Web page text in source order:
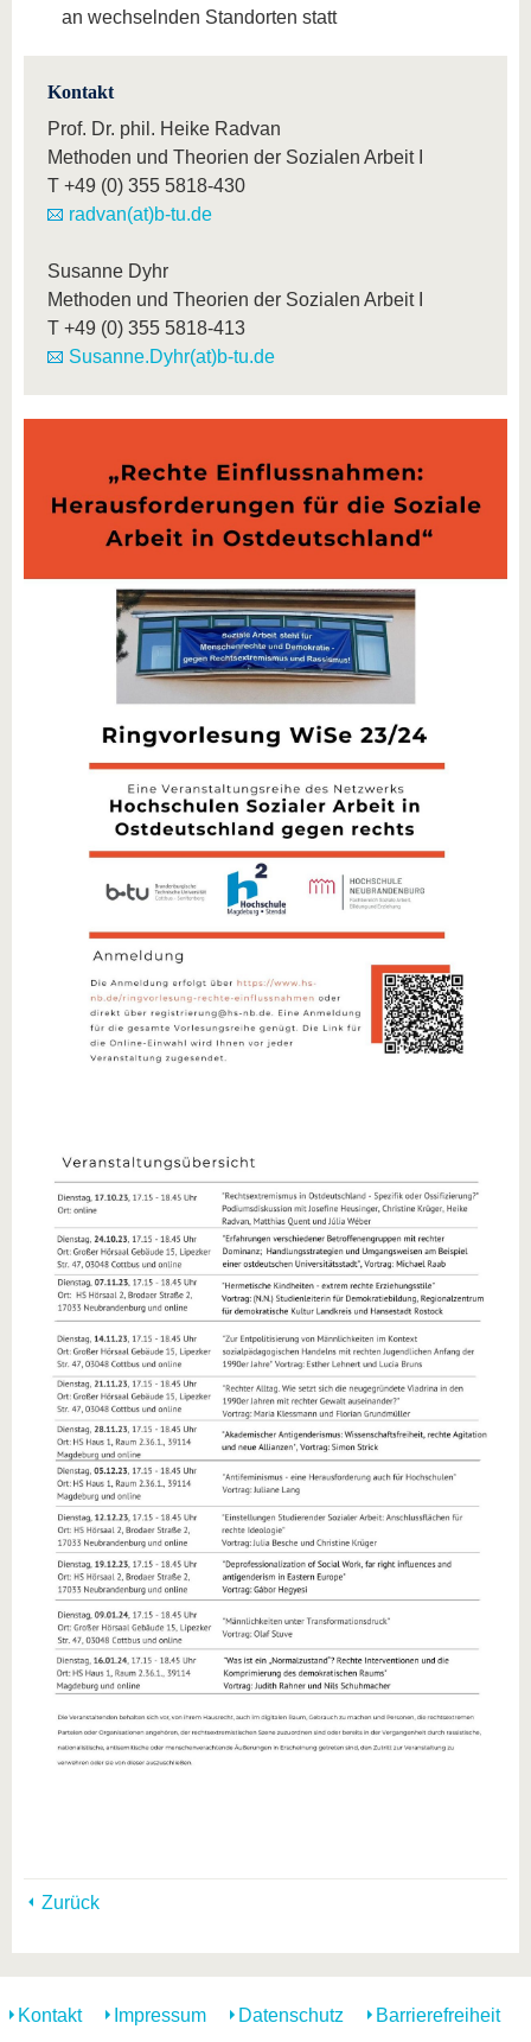
an wechselnden Standorten statt
Kontakt
Prof. Dr. phil. Heike Radvan
Methoden und Theorien der Sozialen Arbeit I
T +49 (0) 355 5818-430
radvan(at)b-tu.de
Susanne Dyhr
Methoden und Theorien der Sozialen Arbeit I
T +49 (0) 355 5818-413
Susanne.Dyhr(at)b-tu.de
Zurück
Kontakt Impressum Datenschutz Barrierefreiheit